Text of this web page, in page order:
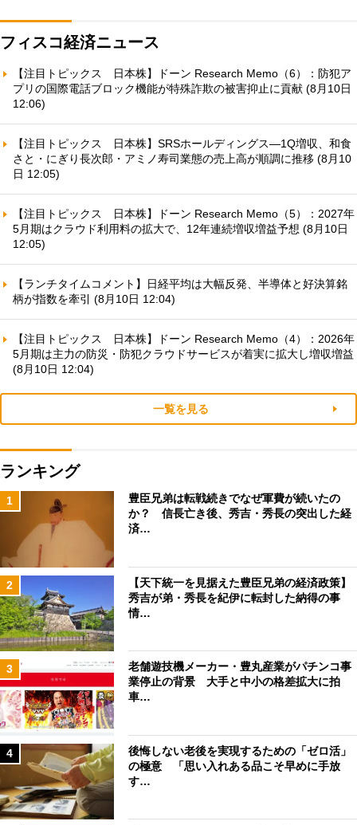
フィスコ経済ニュース
【注目トピックス 日本株】ドーン Research Memo（6）：防犯ア
プリの国際電話ブロック機能が特殊詐欺の被害抑止に貢献 (8月10日
12:06)
【注目トピックス 日本株】SRSホールディングス—1Q増収、和食
さと・にぎり長次郎・アミノ寿司業態の売上高が順調に推移 (8月10
日 12:05)
【注目トピックス 日本株】ドーン Research Memo（5）：2027年
5月期はクラウド利用料の拡大で、12年連続増収増益予想 (8月10日
12:05)
【ランチタイムコメント】日経平均は大幅反発、半導体と好決算銘
柄が指数を牽引 (8月10日 12:04)
【注目トピックス 日本株】ドーン Research Memo（4）：2026年
5月期は主力の防災・防犯クラウドサービスが着実に拡大し増収増益
(8月10日 12:04)
一覧を見る
ランキング
1
豊臣兄弟は転戦続きでなぜ軍費が続いたの
か？ 信長亡き後、秀吉・秀長の突出した経
済…
2
【天下統一を見据えた豊臣兄弟の経済政策】
秀吉が弟・秀長を紀伊に転封した納得の事
情…
3
老舗遊技機メーカー・豊丸産業がパチンコ事
業停止の背景 大手と中小の格差拡大に拍
車…
4
後悔しない老後を実現するための「ゼロ活」
の極意 「思い入れある品こそ早めに手放
す…